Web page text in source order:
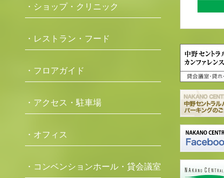
・ショップ・クリニック
・レストラン・フード
・フロアガイド
・アクセス・駐車場
・オフィス
・コンベンションホール・貸会議室